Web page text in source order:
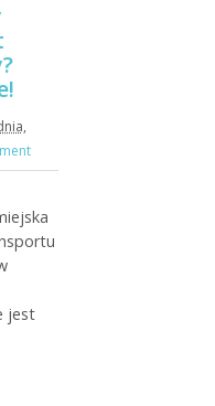
jest